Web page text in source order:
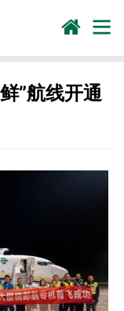
”航线开通